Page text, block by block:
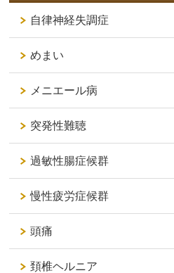
自律神経失調症
めまい
メニエール病
突発性難聴
過敏性腸症候群
慢性疲労症候群
頭痛
頚椎ヘルニア